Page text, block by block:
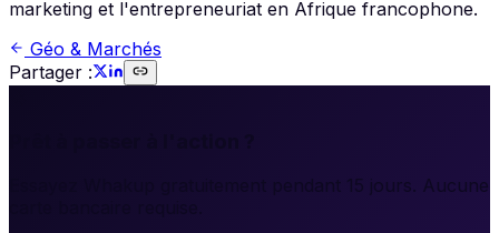
marketing et l'entrepreneuriat en Afrique francophone.
Géo & Marchés
Partager :
Essayez Whakup gratuitement pendant 15 jours. Aucune